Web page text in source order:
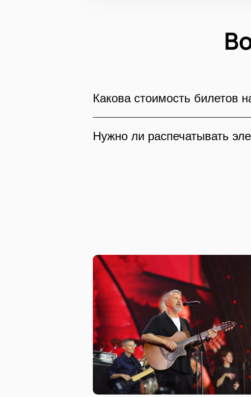
Какова стоимость билетов
Цены на билеты зависят от
воспользоваться
Нужно ли распечатывать